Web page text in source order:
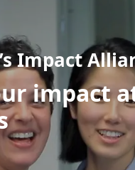
Impact
impact